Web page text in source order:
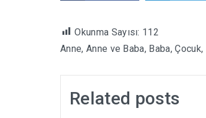
Okunma Sayısı: 112
Anne, Anne ve Baba, Baba,Çocuk,
Related posts